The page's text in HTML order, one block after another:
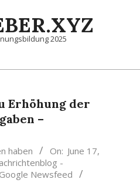
2025
Erhöhung der
–
haben On: June 17,
-
Newsfeed